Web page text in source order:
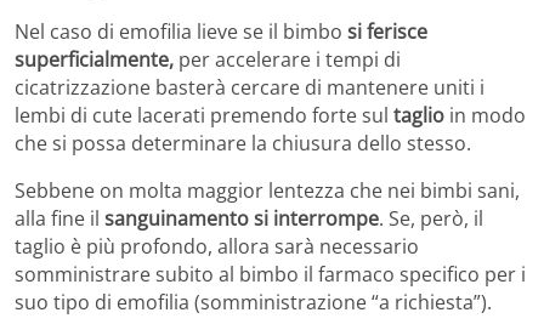
Nel caso di emofilia lieve se il bimbo si ferisce
superficialmente, per accelerare i tempi di
cicatrizzazione basterà cercare di mantenere uniti i
lembi di cute lacerati premendo forte sul taglio in modo
che si possa determinare la chiusura dello stesso.
Sebbene on molta maggior lentezza che nei bimbi sani,
alla fine il sanguinamento si interrompe. Se, però, il
taglio è più profondo, allora sarà necessario
somministrare subito al bimbo il farmaco specifico per i
suo tipo di emofilia (somministrazione “a richiesta”).